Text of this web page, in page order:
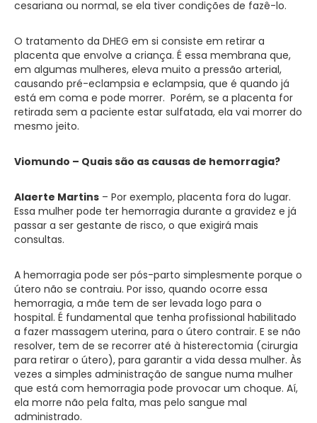
cesariana ou normal, se ela tiver condições de fazê-lo.
O tratamento da DHEG em si consiste em retirar a
placenta que envolve a criança. É essa membrana que,
em algumas mulheres, eleva muito a pressão arterial,
causando pré-eclampsia e eclampsia, que é quando já
está em coma e pode morrer. Porém, se a placenta for
retirada sem a paciente estar sulfatada, ela vai morrer do
mesmo jeito.
Viomundo – Quais são as causas de hemorragia?
Alaerte Martins – Por exemplo, placenta fora do lugar.
Essa mulher pode ter hemorragia durante a gravidez e já
passar a ser gestante de risco, o que exigirá mais
consultas.
A hemorragia pode ser pós-parto simplesmente porque o
útero não se contraiu. Por isso, quando ocorre essa
hemorragia, a mãe tem de ser levada logo para o
hospital. É fundamental que tenha profissional habilitado
a fazer massagem uterina, para o útero contrair. E se não
resolver, tem de se recorrer até à histerectomia (cirurgia
para retirar o útero), para garantir a vida dessa mulher. Às
vezes a simples administração de sangue numa mulher
que está com hemorragia pode provocar um choque. Aí,
ela morre não pela falta, mas pelo sangue mal
administrado.